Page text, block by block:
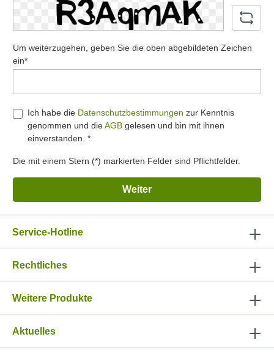
Um weiterzugehen, geben Sie die oben abgebildeten Zeichen
ein*
Ich habe die Datenschutzbestimmungen zur Kenntnis
genommen und dieAGB gelesen und bin mit ihnen
einverstanden. *
Die mit einem Stern (*) markierten Felder sind Pflichtfelder.
Weiter
Service-Hotline
Rechtliches
Weitere Produkte
Aktuelles